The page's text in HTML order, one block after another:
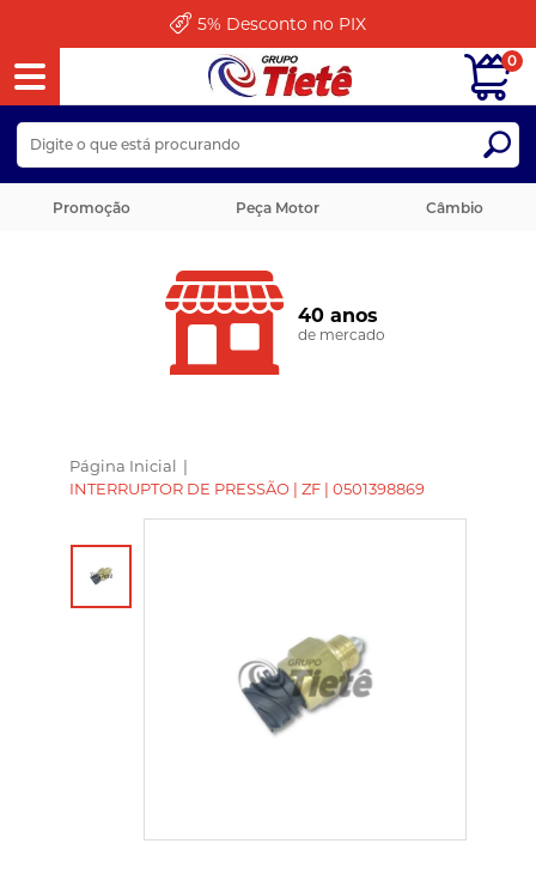
5% Desconto no PIX
Promoção Peça Motor Câmbio
0
40 anos
de mercado
Página Inicial |
INTERRUPTOR DE PRESSÃO | ZF | 0501398869